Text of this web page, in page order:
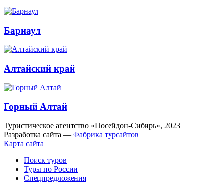
Барнаул
Алтайский край
Горный Алтай
Туристическое агентство «Посейдон-Сибирь», 2023
Разработка сайта — Фабрика турсайтов
Карта сайта
Поиск туров
Туры по России
Спецпредложения